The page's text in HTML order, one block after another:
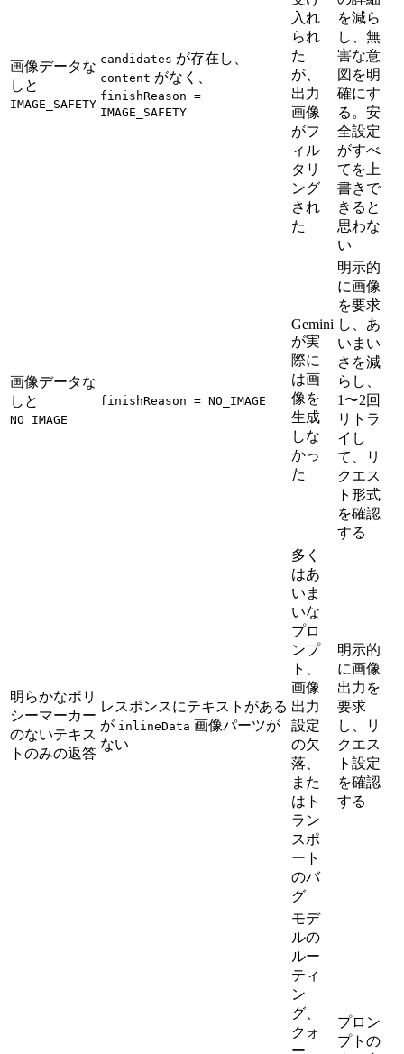
画像データな
しと
IMAGE_SAFETY
candidates が存在し、
content がなく、
finishReason =
IMAGE_SAFETY
入れ
られ
た
が、
出力
画像
がフ
ィル
タリ
ング
され
た
を減ら
し、無
害な意
図を明
確にす
る。安
全設定
がすべ
てを上
書きで
きると
思わな
い
画像データな
しと
NO_IMAGE
finishReason = NO_IMAGE
Gemini
が実
際に
は画
像を
生成
しな
かっ
た
明示的
に画像
を要求
し、あ
いまい
さを減
らし、
1〜2回
リトラ
イし
て、リ
クエス
ト形式
を確認
する
明らかなポリ
シーマーカー
のないテキス
トのみの返答
レスポンスにテキストがある
が inlineData 画像パーツが
ない
多く
はあ
いま
いな
プロ
ンプ
ト、
画像
出力
設定
の欠
落、
また
はト
ラン
スポ
ート
のバ
グ
明示的
に画像
出力を
要求
し、リ
クエス
ト設定
を確認
する
モデ
ルの
ルー
ティ
ン
グ、
クォ
プロン
プトの